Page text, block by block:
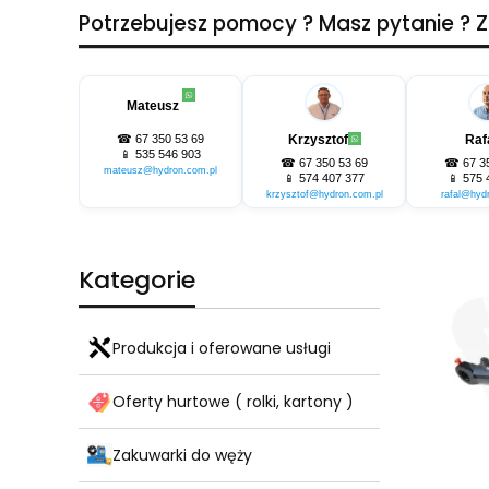
Potrzebujesz pomocy ? Masz pytanie ?
Mateusz
☎ 67 350 53 69
📱 535 546 903
mateusz@hydron.com.pl
Krzysztof
☎ 67 350 53 69
📱 574 407 377
krzysztof@hydron.com.pl
☎ 67
📱 575
Kategorie
Produkcja i oferowane usługi
Oferty hurtowe ( rolki, kartony )
Zakuwarki do węży